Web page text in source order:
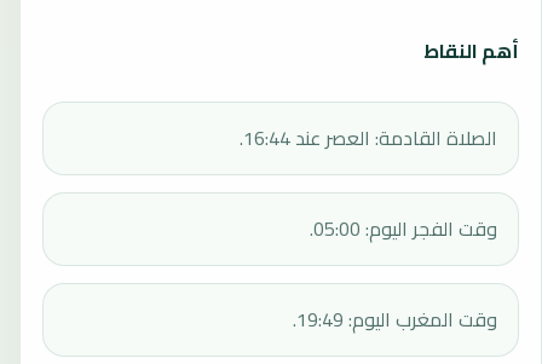
أهم النقاط
الصلاة القادمة: العصر عند 16:44.
وقت الفجر اليوم: 05:00.
وقت المغرب اليوم: 19:49.